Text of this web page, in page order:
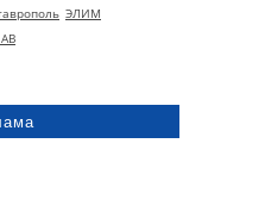
ЭЛИМ